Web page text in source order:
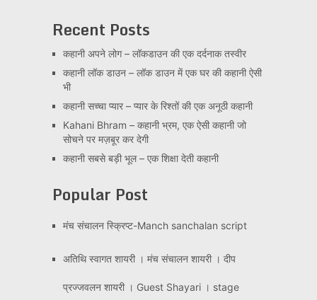
Recent Posts
कहानी अपने लोग – लॉकडाउन की एक दर्दनाक तस्वीर
कहानी लॉक डाउन – लॉक डाउन में एक घर की कहानी ऐसी
भी
कहानी सच्चा प्यार – प्यार के रिश्तों की एक अनूठी कहानी
Kahani Bhram – कहानी भ्रम, एक ऐसी कहानी जो
सोचने पर मज़बूर कर देगी
कहानी सबसे बड़ी भूल – एक शिक्षा देती कहानी
Popular Post
मंच संचालन स्क्रिप्ट-Manch sanchalan script
अतिथि स्वागत शायरी । मंच संचालन शायरी । दीप
प्रज्जवलन शायरी । Guest Shayari । stage